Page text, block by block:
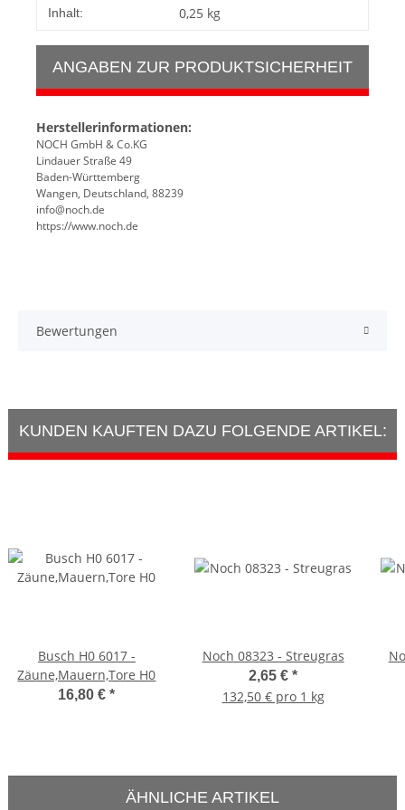
Inhalt: 0,25 kg
ANGABEN ZUR PRODUKTSICHERHEIT
Herstellerinformationen:
NOCH GmbH & Co.KG
Lindauer Straße 49
Baden-Württemberg
Wangen, Deutschland, 88239
info@noch.de
https://www.noch.de
Bewertungen
KUNDEN KAUFTEN DAZU FOLGENDE ARTIKEL:
Busch H0 6017 -
Zäune,Mauern,Tore H0
16,80 €*
Noch 08323 - Streugras
2,65 €*
132,50 € pro 1 kg
ÄHNLICHE ARTIKEL